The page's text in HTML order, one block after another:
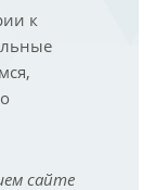
к
сайте